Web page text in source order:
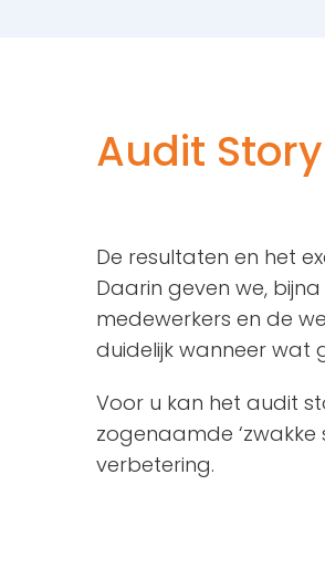
Audit
De resultaten en het
Daarin geven we,
medewerkers en de
duidelijk wanneer wat
Voor u kan het audit
zogenaamde
verbetering.